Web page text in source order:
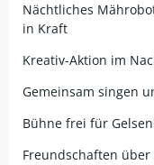
Nächtliches
in Kraft
Kreativ-Aktion im
Gemeinsam singen
Bühne frei für
Freundschaften